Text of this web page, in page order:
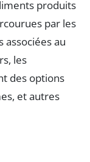
produits
par les
associées au
les
des options
et autres